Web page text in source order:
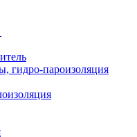
гидро-пароизоляция